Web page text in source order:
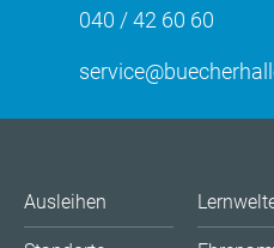
040 / 42 60 60
Ausleihen